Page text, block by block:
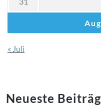
« Juli
Neueste